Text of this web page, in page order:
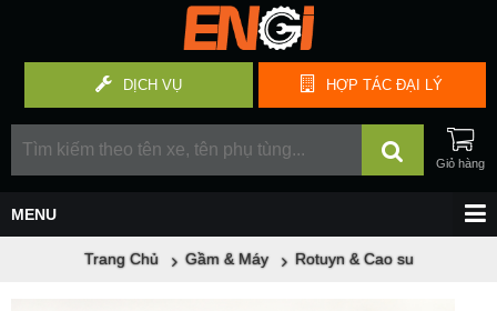
HỢP TÁC ĐẠI LÝ
DỊCH VỤ
Trang Chủ Gầm & Máy Rotuyn & Cao su